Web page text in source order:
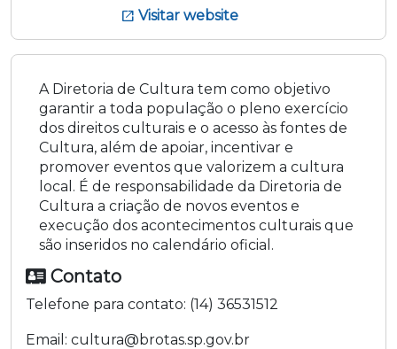
open_in_new Visitar website
A Diretoria de Cultura tem como objetivo
garantir a toda população o pleno exercício
dos direitos culturais e o acesso às fontes de
Cultura, além de apoiar, incentivar e
promover eventos que valorizem a cultura
local. É de responsabilidade da Diretoria de
Cultura a criação de novos eventos e
execução dos acontecimentos culturais que
são inseridos no calendário oficial.
Contato
Telefone para contato: (14) 36531512
Email: cultura@brotas.sp.gov.br